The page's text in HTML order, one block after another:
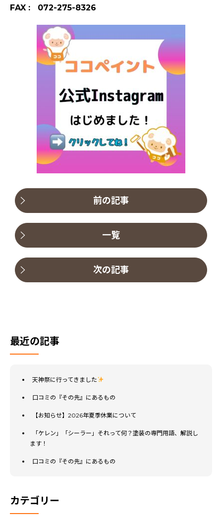
FAX : 072-275-8326
前の記事
一覧
次の記事
最近の記事
天神祭に行ってきました
口コミの『その先』にあるもの
【お知らせ】2026年夏季休業について
「ケレン」「シーラー」それって何？塗装の専門用語、解説し
ます！
口コミの『その先』にあるもの
カテゴリー